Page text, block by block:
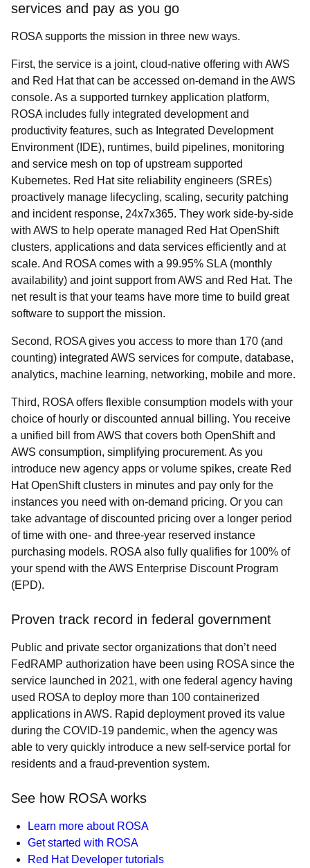
services and pay as you go
ROSA supports the mission in three new ways.
First, the service is a joint, cloud-native offering with AWS
and Red Hat that can be accessed on-demand in the AWS
console. As a supported turnkey application platform,
ROSA includes fully integrated development and
productivity features, such as Integrated Development
Environment (IDE), runtimes, build pipelines, monitoring
and service mesh on top of upstream supported
Kubernetes. Red Hat site reliability engineers (SREs)
proactively manage lifecycling, scaling, security patching
and incident response, 24x7x365. They work side-by-side
with AWS to help operate managed Red Hat OpenShift
clusters, applications and data services efficiently and at
scale. And ROSA comes with a 99.95% SLA (monthly
availability) and joint support from AWS and Red Hat. The
net result is that your teams have more time to build great
software to support the mission.
Second, ROSA gives you access to more than 170 (and
counting) integrated AWS services for compute, database,
analytics, machine learning, networking, mobile and more.
Third, ROSA offers flexible consumption models with your
choice of hourly or discounted annual billing. You receive
a unified bill from AWS that covers both OpenShift and
AWS consumption, simplifying procurement. As you
introduce new agency apps or volume spikes, create Red
Hat OpenShift clusters in minutes and pay only for the
instances you need with on-demand pricing. Or you can
take advantage of discounted pricing over a longer period
of time with one- and three-year reserved instance
purchasing models. ROSA also fully qualifies for 100% of
your spend with the AWS Enterprise Discount Program
(EPD).
Proven track record in federal government
Public and private sector organizations that don’t need
FedRAMP authorization have been using ROSA since the
service launched in 2021, with one federal agency having
used ROSA to deploy more than 100 containerized
applications in AWS. Rapid deployment proved its value
during the COVID-19 pandemic, when the agency was
able to very quickly introduce a new self-service portal for
residents and a fraud-prevention system.
See how ROSA works
Learn more about ROSA
Get started with ROSA
Red Hat Developer tutorials